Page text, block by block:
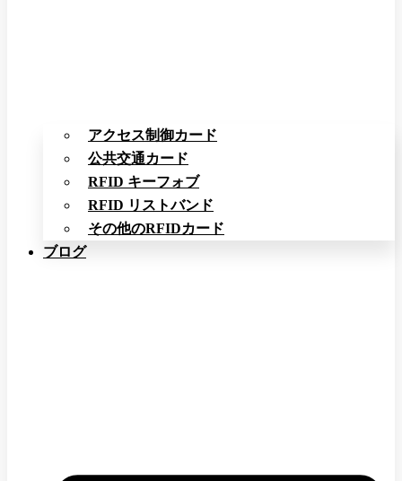
アクセス制御カード
公共交通カード
RFID キーフォブ
RFID リストバンド
その他のRFIDカード
ブログ